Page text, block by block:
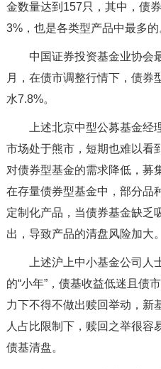
金数量达到157只，其中，债
3%，也是各类型产品中最多的
中国证券投资基金业协会
月，在债市调整行情下，债券
水7.8%。
上述北京中型公募基金经
市场处于熊市，短期也难以看
对债券型基金的需求降低，募
在存量债券型基金中，部分品
定制化产品，当债券基金缺乏
出，导致产品的清盘风险加大。
上述沪上中小基金公司人
的“小年”，债基收益低迷且债
力下不得不做出赎回举动，新
人占比限制下，赎回之举很容
债基清盘。